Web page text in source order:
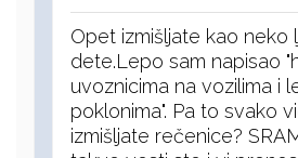
Opet izmišljate kao neko
dete.Lepo sam napisao
uvoznicima na vozilima i
poklonima". Pa to svako
izmišljate rečenice?